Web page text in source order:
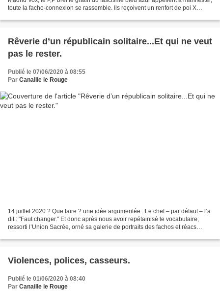
toute la facho-connexion se rassemble. Ils reçoivent un renfort de poi X
Rêverie d’un républicain solitaire...Et qui ne veut
pas le rester.
Publié le 07/06/2020 à 08:55
Par Canaille le Rouge
14 juillet 2020 ? Que faire ? une idée argumentée : Le chef – par défaut – l’a
dit : "Faut changer." Et donc après nous avoir repétainisé le vocabulaire,
ressorti l’Union Sacrée, orné sa galerie de portraits des fachos et réacs
Violences, polices, casseurs.
Publié le 01/06/2020 à 08:40
Par Canaille le Rouge